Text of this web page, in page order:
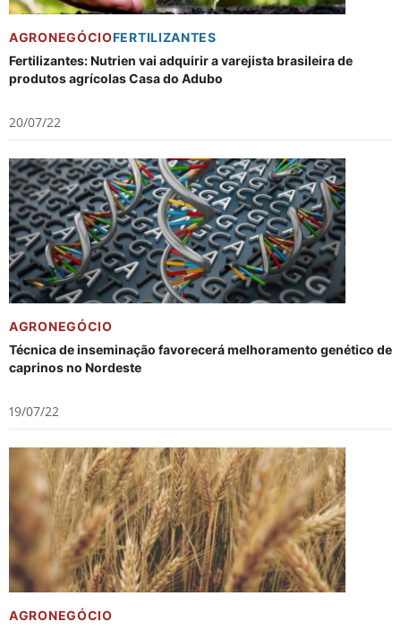
AGRONEGÓCIOFERTILIZANTES
Fertilizantes: Nutrien vai adquirir a varejista brasileira de
produtos agrícolas Casa do Adubo
20/07/22
AGRONEGÓCIO
Técnica de inseminação favorecerá melhoramento genético de
caprinos no Nordeste
19/07/22
AGRONEGÓCIO